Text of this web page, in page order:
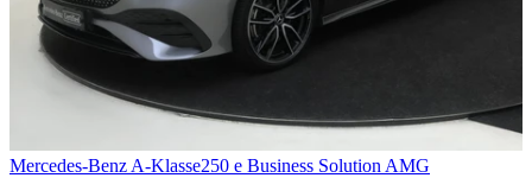
Mercedes-Benz A-Klasse250 e Business Solution AMG